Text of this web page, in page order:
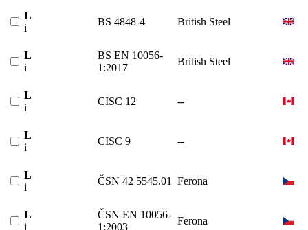
L
i
BS 4848-4 British Steel
L
i
BS EN 10056-
1:2017
British Steel
L
i
CISC 12 --
L
i
CISC 9 --
L
i
ČSN 42 5545.01 Ferona
L
i
ČSN EN 10056-
1:2003
Ferona